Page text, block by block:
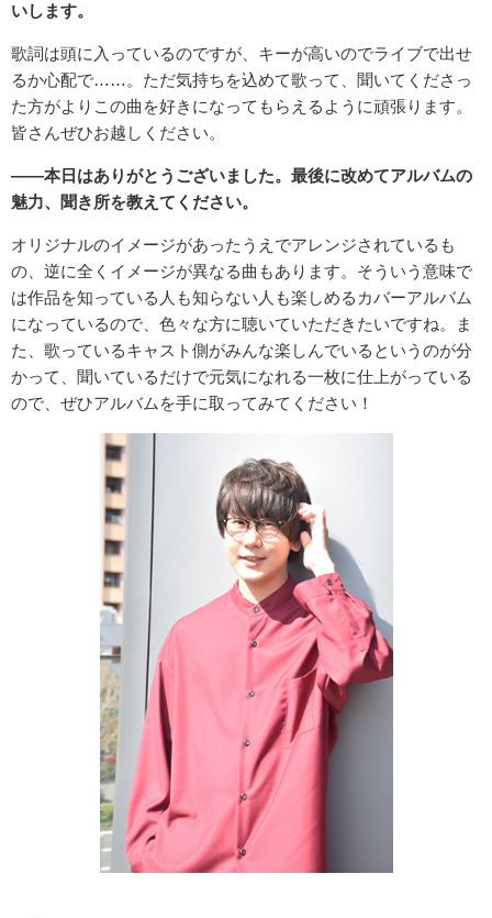
いします。
歌詞は頭に入っているのですが、キーが高いのでライブで出せ
るか心配で……。ただ気持ちを込めて歌って、聞いてくださっ
た方がよりこの曲を好きになってもらえるように頑張ります。
皆さんぜひお越しください。
――本日はありがとうございました。最後に改めてアルバムの
魅力、聞き所を教えてください。
オリジナルのイメージがあったうえでアレンジされているも
の、逆に全くイメージが異なる曲もあります。そういう意味で
は作品を知っている人も知らない人も楽しめるカバーアルバム
になっているので、色々な方に聴いていただきたいですね。ま
た、歌っているキャスト側がみんな楽しんでいるというのが分
かって、聞いているだけで元気になれる一枚に仕上がっている
ので、ぜひアルバムを手に取ってみてください！